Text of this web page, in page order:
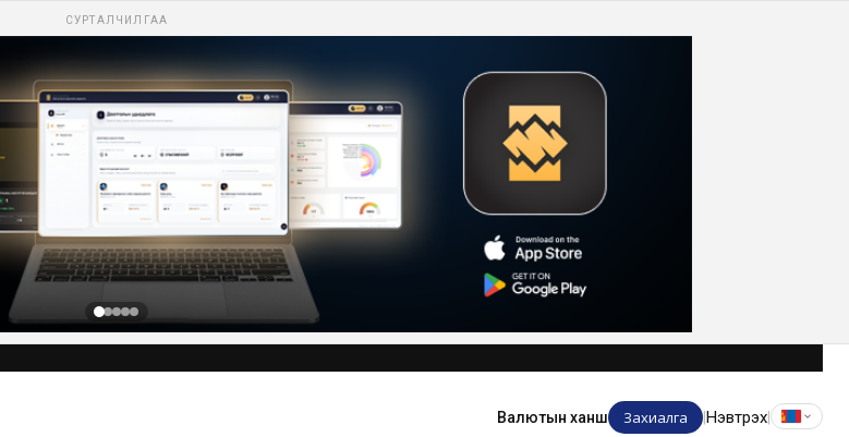
СУРТАЛЧИЛГАА
Валютын ханш Захиалга Нэвтрэх